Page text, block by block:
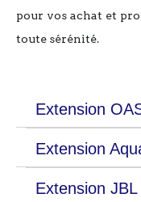
pour vos achat et
toute sérénité.
Extension
Extension
Extension JBL